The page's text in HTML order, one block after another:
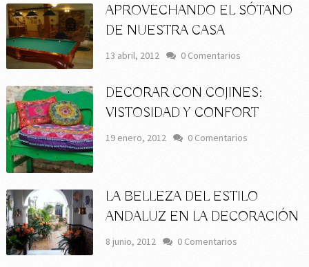
APROVECHANDO EL SÓTANO
DE NUESTRA CASA
13 abril, 2012 0 Comentarios
DECORAR CON COJINES:
VISTOSIDAD Y CONFORT
19 enero, 2012 0 Comentarios
LA BELLEZA DEL ESTILO
ANDALUZ EN LA DECORACIÓN
8 junio, 2012 0 Comentarios